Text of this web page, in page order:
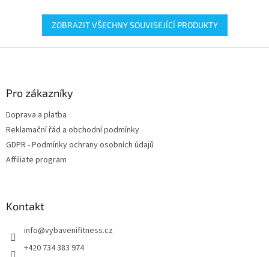
ZOBRAZIT VŠECHNY SOUVISEJÍCÍ PRODUKTY
Pro zákazníky
Doprava a platba
Reklamační řád a obchodní podmínky
GDPR - Podmínky ochrany osobních údajů
Affiliate program
Kontakt
info@vybavenifitness.cz
+420 734 383 974